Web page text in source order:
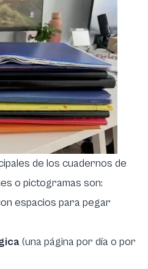
de los cuadernos de
o pictogramas son:
espacios para pegar
(una página por día o por